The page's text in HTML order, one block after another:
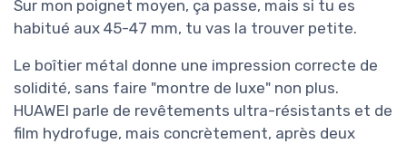
Sur mon poignet moyen, ça passe, mais si tu es
habitué aux 45-47 mm, tu vas la trouver petite.
Le boîtier métal donne une impression correcte de
solidité, sans faire "montre de luxe" non plus.
HUAWEI parle de revêtements ultra-résistants et de
film hydrofuge, mais concrètement, après deux